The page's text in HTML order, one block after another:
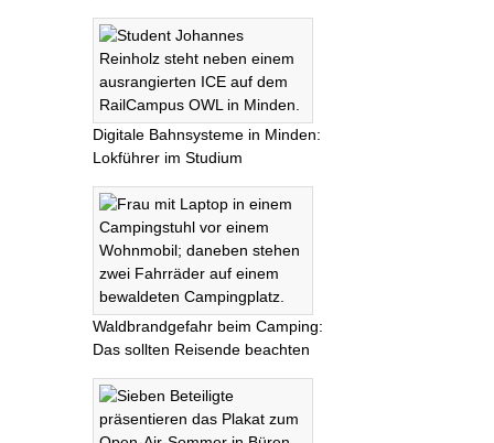
Digitale Bahnsysteme in Minden:
Lokführer im Studium
Waldbrandgefahr beim Camping:
Das sollten Reisende beachten